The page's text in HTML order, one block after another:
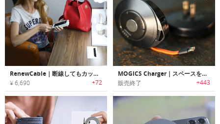
RenewCable｜断線してもカットして繰り返し再使用可能なUSBケーブル「リニューケーブル」
¥ 6,690 +72
MOGICS Charger｜スペースを大幅に節約できる小型充電器「モジックス・チャージャー」
販売終了 +443